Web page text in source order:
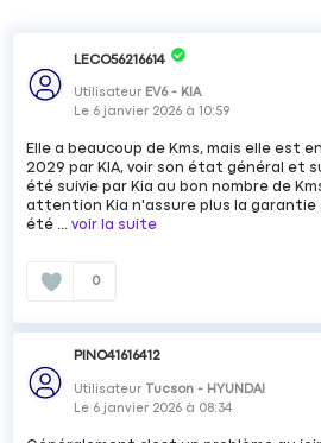
LECO56216614
Utilisateur EV6 - KIA
Le 6 janvier 2026 à10:59
Elle a beaucoup de Kms, mais elle est
2029 par KIA, voir son état général et
été suivie par Kia au bon nombre de
attention Kia n'assure plus la garantie
été ...voir la suite
0
PINO41616412
Utilisateur Tucson - HYUNDAI
Le 6 janvier 2026 à 08:34